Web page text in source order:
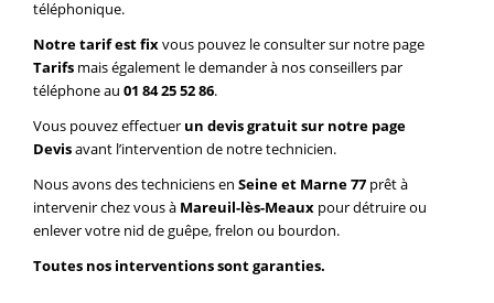
téléphonique.
Notre tarif est fixvous pouvez le consulter sur notre page
Tarifs mais également le demander à nos conseillers par
téléphone au 01 84 25 52 86.
Vous pouvez effectuer un devis gratuit sur notre page
Devisavant l’intervention de notre technicien.
Nous avons des techniciens en Seine et Marne 77 prêt à
intervenir chez vous à Mareuil-lès-Meaux pour détruire ou
enlever votre nid de guêpe, frelon ou bourdon.
Toutes nos interventions sont garanties.